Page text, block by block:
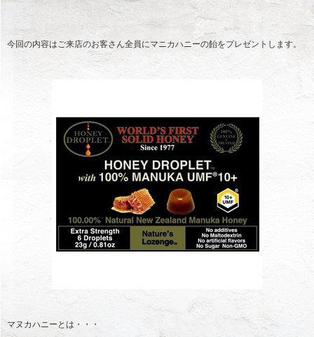
今回の内容はご来店のお客さん全員にマニカハニーの飴をプレゼントします。
マヌカハニーとは・・・